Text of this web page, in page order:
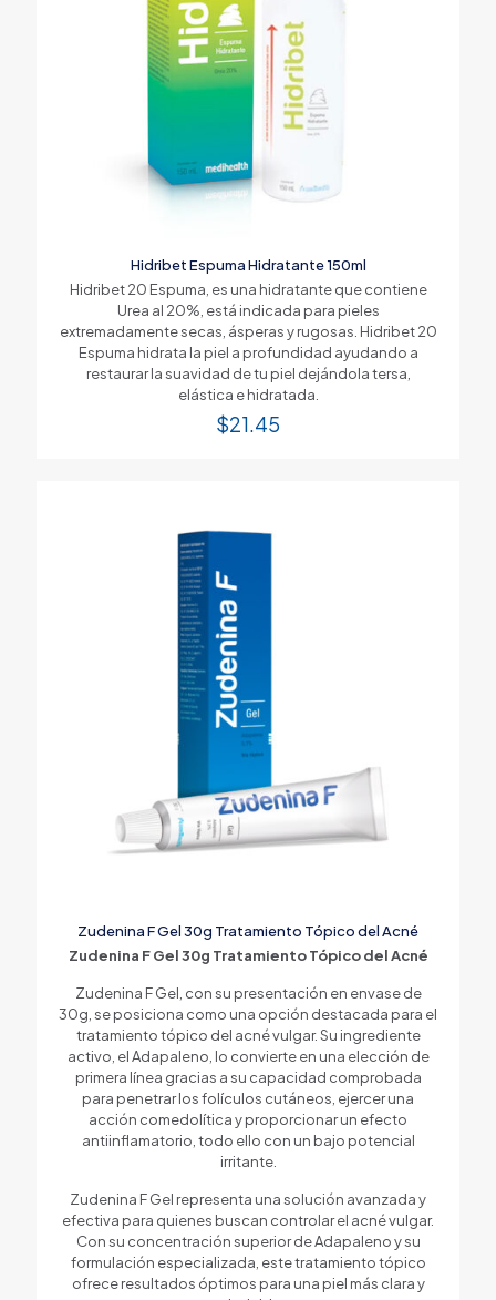
Hidribet Espuma Hidratante 150ml
Hidribet 20 Espuma, es una hidratante que contiene
Urea al 20%, está indicada para pieles
extremadamente secas, ásperas y rugosas. Hidribet 20
Espuma hidrata la piel a profundidad ayudando a
restaurar la suavidad de tu piel dejándola tersa,
elástica e hidratada.
$21.45
Zudenina F Gel 30g Tratamiento Tópico del Acné
Zudenina F Gel 30g Tratamiento Tópico del Acné
Zudenina F Gel, con su presentación en envase de
30g, se posiciona como una opción destacada para el
tratamiento tópico del acné vulgar. Su ingrediente
activo, el Adapaleno, lo convierte en una elección de
primera línea gracias a su capacidad comprobada
para penetrar los folículos cutáneos, ejercer una
acción comedolítica y proporcionar un efecto
antiinflamatorio, todo ello con un bajo potencial
irritante.
Zudenina F Gel representa una solución avanzada y
efectiva para quienes buscan controlar el acné vulgar.
Con su concentración superior de Adapaleno y su
formulación especializada, este tratamiento tópico
ofrece resultados óptimos para una piel más clara y